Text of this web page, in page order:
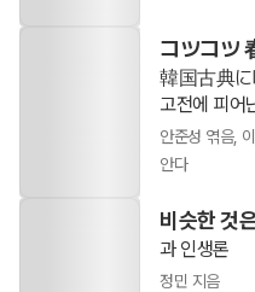
コツコツ
韓国古典
고전에 피어
안준성 엮음,
안다
비슷한 것
과 인생론
정민 지음